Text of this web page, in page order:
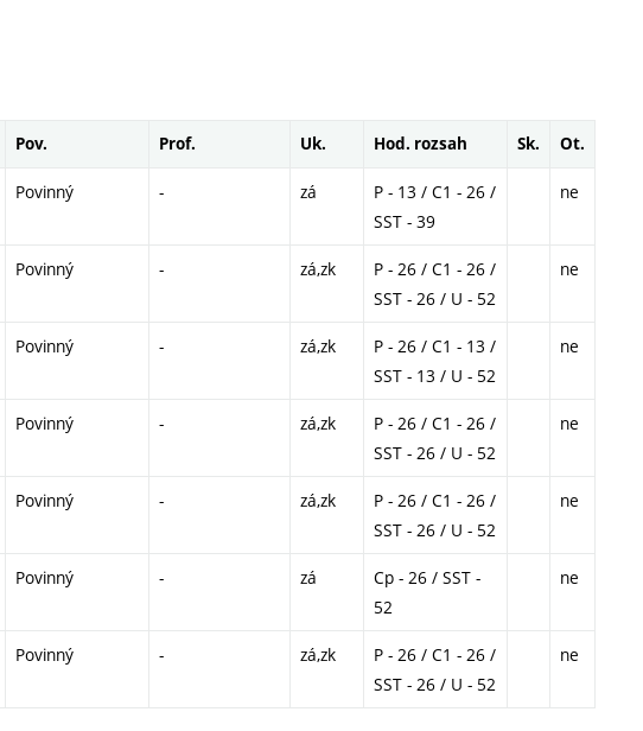
Pov. Prof. Uk. Hod. rozsah Sk. Ot.
Povinný - zá
P - 13 / C1 - 26 /
SST - 39
ne
Povinný - zá,zk
P - 26 / C1 - 26 /
SST - 26 / U - 52
ne
Povinný - zá,zk
P - 26 / C1 - 13 /
SST - 13 / U - 52
ne
Povinný - zá,zk
P - 26 / C1 - 26 /
SST - 26 / U - 52
ne
Povinný - zá,zk
P - 26 / C1 - 26 /
SST - 26 / U - 52
ne
Povinný - zá
Cp - 26 / SST -
52
ne
Povinný - zá,zk
P - 26 / C1 - 26 /
SST - 26 / U - 52
ne